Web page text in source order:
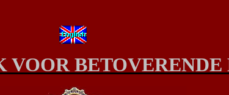
BETOVERENDE